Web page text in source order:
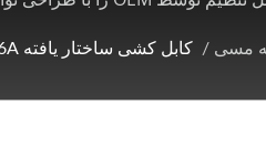
مسی / کابل کشی ساختار یافته Cat6A